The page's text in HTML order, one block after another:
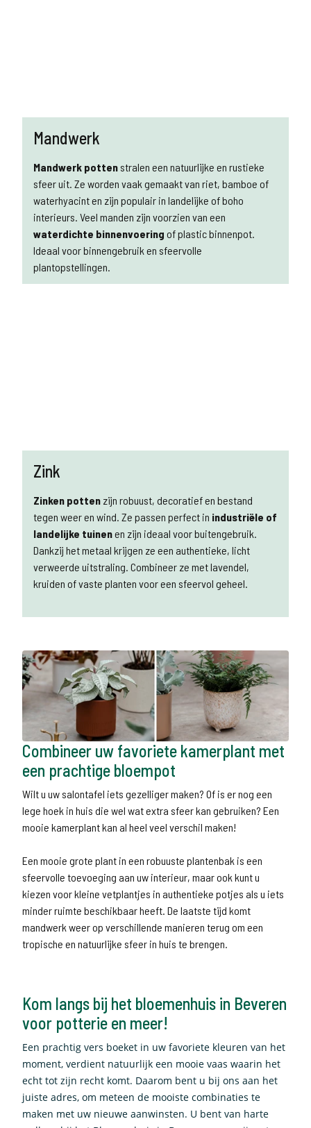
Mandwerk
Mandwerk potten stralen een natuurlijke en rustieke
sfeer uit. Ze worden vaak gemaakt van riet, bamboe of
waterhyacint en zijn populair in landelijke of boho
interieurs. Veel manden zijn voorzien van een
waterdichte binnenvoering of plastic binnenpot.
Ideaal voor binnengebruik en sfeervolle
plantopstellingen.
Zink
Zinken potten zijn robuust, decoratief en bestand
tegen weer en wind. Ze passen perfect in industriële of
landelijke tuinenen zijn ideaal voor buitengebruik.
Dankzij het metaal krijgen ze een authentieke, licht
verweerde uitstraling. Combineer ze met lavendel,
kruiden of vaste planten voor een sfeervol geheel.
Combineer uw favoriete kamerplant met
een prachtige bloempot
Wilt u uw salontafel iets gezelliger maken? Of is er nog een
lege hoek in huis die wel wat extra sfeer kan gebruiken? Een
mooie kamerplant kan al heel veel verschil maken!
Een mooie grote plant in een robuuste plantenbak is een
sfeervolle toevoeging aan uw interieur, maar ook kunt u
kiezen voor kleine vetplantjes in authentieke potjes als u iets
minder ruimte beschikbaar heeft. De laatste tijd komt
mandwerk weer op verschillende manieren terug om een
tropische en natuurlijke sfeer in huis te brengen.
Kom langs bij het bloemenhuis in Beveren
voor potterie en meer!
Een prachtig vers boeket in uw favoriete kleuren van het
moment, verdient natuurlijk een mooie vaas waarin het
echt tot zijn recht komt. Daarom bent u bij ons aan het
juiste adres, om meteen de mooiste combinaties te
maken met uw nieuwe aanwinsten. U bent van harte